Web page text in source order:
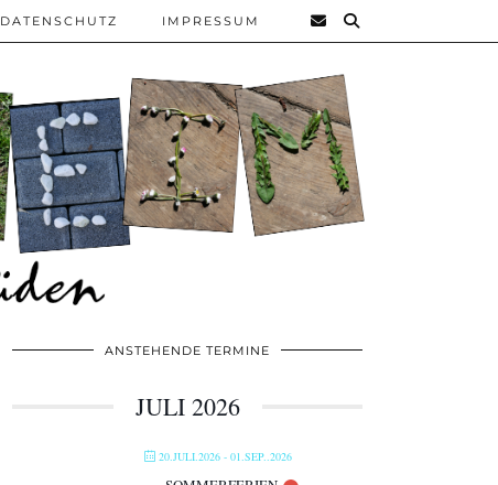
DATENSCHUTZ IMPRESSUM
ANSTEHENDE TERMINE
JULI 2026
20.JULI.2026 - 01.SEP..2026